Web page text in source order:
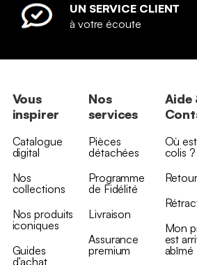
UN SERVICE CLIENT
à votre écoute
Vous
inspirer
Catalogue
digital
Nos
collections
Nos produits
iconiques
Guides
d’achat
Nos
services
Pièces
détachées
Programme
de Fidélité
Livraison
Assurance
premium
Aide
Où
colis ?
Mon
est
abîmé